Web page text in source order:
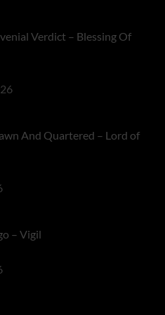
Verdict – Blessing Of
And Quartered – Lord of
– Vigil